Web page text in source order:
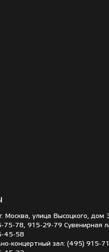
Москва, улица Высоцкого, дом
75-78, 915-29-79 Сувенирная
45-58
концертный зал: (495) 915-